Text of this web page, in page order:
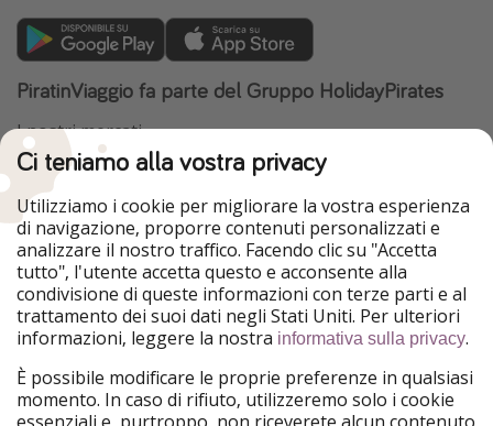
PiratinViaggio fa parte del Gruppo HolidayPirates
I nostri mercati
HolidayPirates
VakantiePiraten
WakacyjniPiraci
Ferienpiraten
Urlaubspiraten
Urlaubspiraten
ViajerosPiratas
TravelPirates
Il nostro gruppo
HolidayPirates Group
Conoscici meglio
Chi siamo
Informazioni legali
Termini d' Uso
Ci teniamo alla vostra privacy
Utilizziamo i cookie per migliorare la vostra esperienza
di navigazione, proporre contenuti personalizzati e
analizzare il nostro traffico. Facendo clic su "Accetta
tutto", l'utente accetta questo e acconsente alla
condivisione di queste informazioni con terze parti e al
trattamento dei suoi dati negli Stati Uniti. Per ulteriori
informazioni, leggere la nostra informativa sulla privacy.
È possibile modificare le proprie preferenze in qualsiasi
momento. In caso di rifiuto, utilizzeremo solo i cookie